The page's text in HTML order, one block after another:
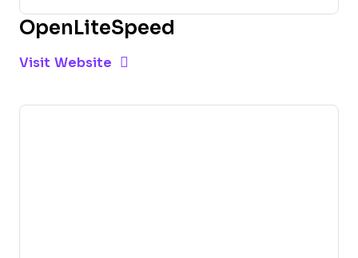
OpenLiteSpeed
Visit Website Opens New Window